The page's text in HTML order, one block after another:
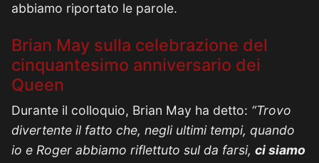
abbiamo riportato le parole.
Brian May sulla celebrazione del
cinquantesimo anniversario dei
Queen
Durante il colloquio, Brian May ha detto: “Trovo
divertente il fatto che, negli ultimi tempi, quando
io e Roger abbiamo riflettuto sul da farsi, ci siamo